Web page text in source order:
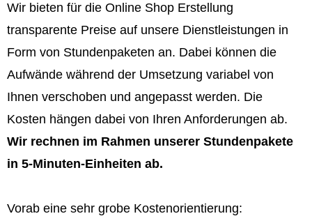
Wir bieten für die Online Shop Erstellung
transparente Preise auf unsere Dienstleistungen in
Form von Stundenpaketen an. Dabei können die
Aufwände während der Umsetzung variabel von
Ihnen verschoben und angepasst werden. Die
Kosten hängen dabei von Ihren Anforderungen ab.
Wir rechnen im Rahmen unserer Stundenpakete
in 5-Minuten-Einheiten ab.
Vorab eine sehr grobe Kostenorientierung: